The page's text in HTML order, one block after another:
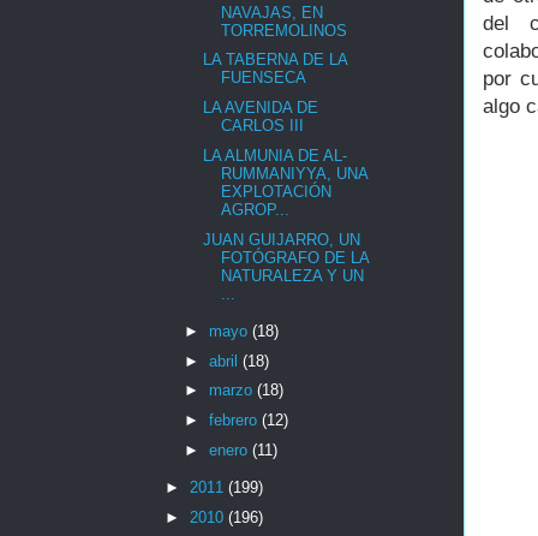
del
por
algo
NAVAJAS, EN
TORREMOLINOS
LA TABERNA DE LA
FUENSECA
LA AVENIDA DE
CARLOS III
LA ALMUNIA DE AL-
RUMMANIYYA, UNA
EXPLOTACIÓN
AGROP...
JUAN GUIJARRO, UN
FOTÓGRAFO DE LA
NATURALEZA Y UN
► mayo (18)
► abril (18)
► marzo (18)
► febrero (12)
► enero (11)
► 2011 (199)
► 2010 (196)